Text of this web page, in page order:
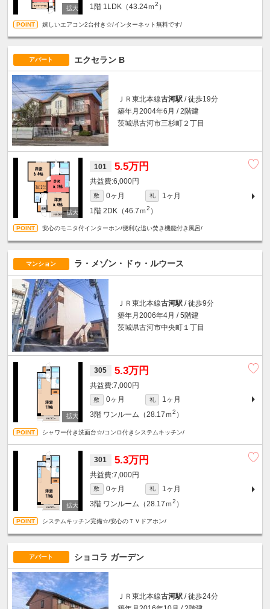
1階 1LDK（43.24ｍ2 ）
嬉しいエアコン2台付き☆/インターネット無料です/
アパート エクセラン B
ＪＲ東北本線古河駅 / 徒歩19分
築年月2004年6月 / 2階建
茨城県古河市三杉町２丁目
101 5.5万円
6,000円
敷 0ヶ月 礼
1ヶ月
1階 2DK（46.7ｍ2 ）
安心のモニタ付インターホン/便利な追い焚き機能付き風呂/
マンション ラ・メゾン・ドゥ・ルウース
ＪＲ東北本線古河駅 / 徒歩9分
築年月2006年4月 / 5階建
茨城県古河市中央町１丁目
305 5.3万円
7,000円
敷 0ヶ月 礼
1ヶ月
3階 ワンルーム（28.17ｍ2 ）
シャワー付き洗面台☆/コンロ付きシステムキッチン/
301 5.3万円
7,000円
敷 0ヶ月 礼
1ヶ月
3階 ワンルーム（28.17ｍ2 ）
システムキッチン完備☆/安心のＴＶドアホン/
アパート ショコラ ガーデン
ＪＲ東北本線古河駅 / 徒歩24分